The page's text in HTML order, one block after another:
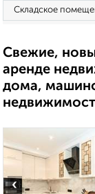
Складское
Свежие,
аренде
дома,
‹